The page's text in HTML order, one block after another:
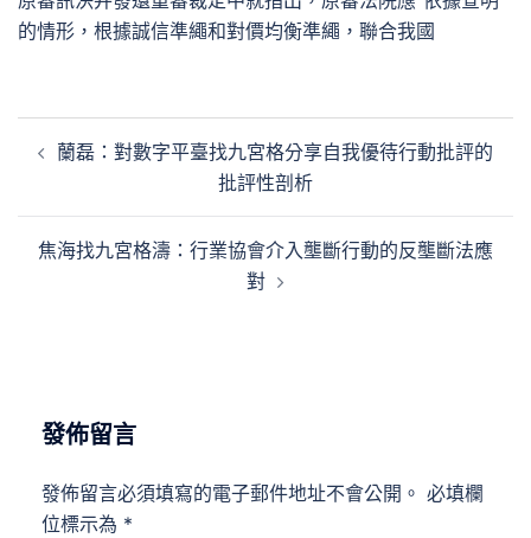
的情形，根據誠信準繩和對價均衡準繩，聯合我國
章
覽
蘭磊：對數字平臺找九宮格分享自我優待行動批評的
批評性剖析
焦海找九宮格濤：行業協會介入壟斷行動的反壟斷法應
對
發佈留言
發佈留言必須填寫的電子郵件地址不會公開。 必填欄
位標示為 *